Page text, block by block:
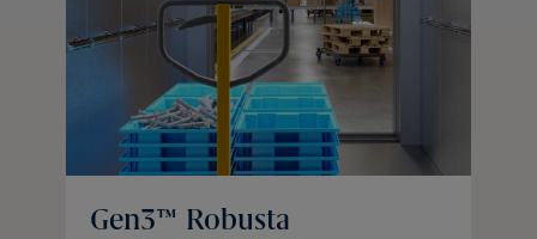
Gen3™ Robusta